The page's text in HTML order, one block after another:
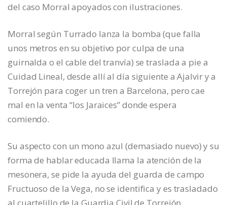
del caso Morral apoyados con ilustraciones.
Morral según Turrado lanza la bomba (que falla
unos metros en su objetivo por culpa de una
guirnalda o el cable del tranvía) se traslada a pie a
Cuidad Lineal, desde allí al día siguiente a Ajalvir y a
Torrejón para coger un tren a Barcelona, pero cae
mal en la venta “los Jaraices” donde espera
comiendo.
Su aspecto con un mono azul (demasiado nuevo) y su
forma de hablar educada llama la atención de la
mesonera, se pide la ayuda del guarda de campo
Fructuoso de la Vega, no se identifica y es trasladado
al cuartelillo de la Guardia Civil de Torrejón.